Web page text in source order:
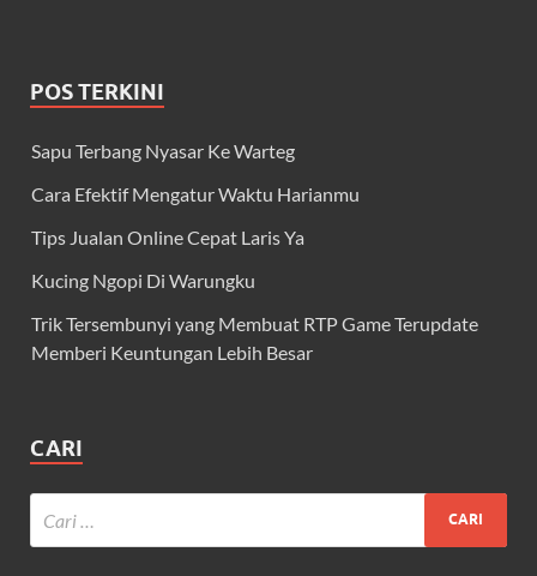
POS TERKINI
Sapu Terbang Nyasar Ke Warteg
Cara Efektif Mengatur Waktu Harianmu
Tips Jualan Online Cepat Laris Ya
Kucing Ngopi Di Warungku
Trik Tersembunyi yang Membuat RTP Game Terupdate
Memberi Keuntungan Lebih Besar
CARI